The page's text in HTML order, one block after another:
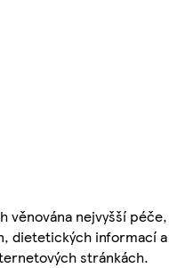
nejvyšší
dietetických informací
stránkách.